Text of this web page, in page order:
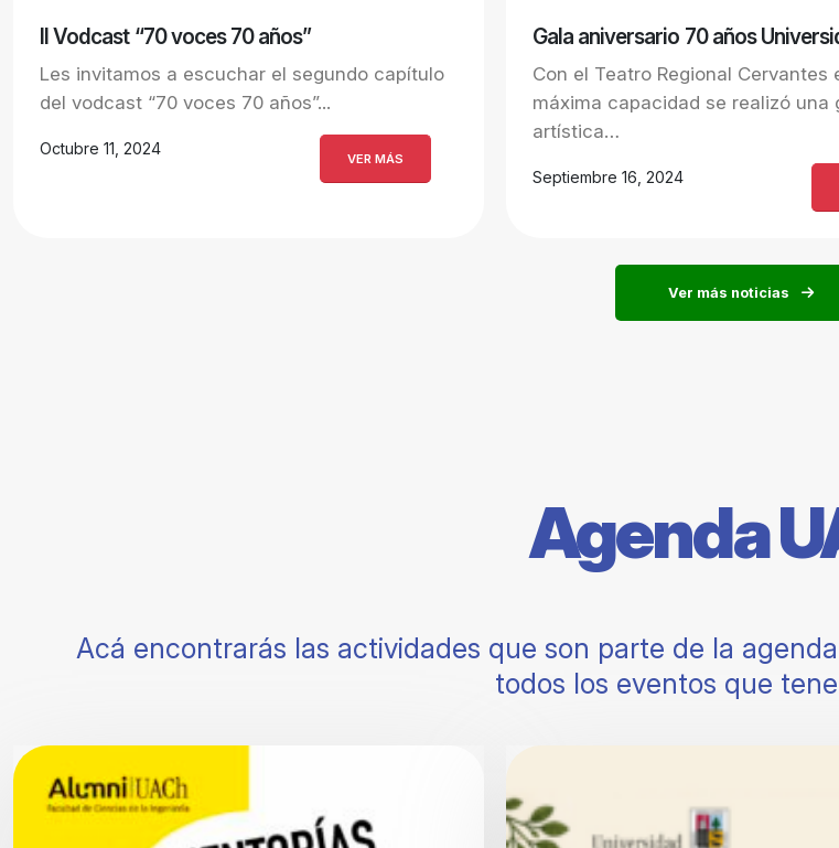
II Vodcast “70 voces 70 años”
Les invitamos a escuchar el segundo capítulo
del vodcast “70 voces 70 años”...
Octubre 11, 2024
VER MÁS
Gala aniversario 70 años
Con el Teatro Regional Cervantes
máxima capacidad se realizó una
artística…
Septiembre 16, 2024
Ver más noticias
Agenda
Acá encontrarás las actividades que son parte de la
todos los eventos que